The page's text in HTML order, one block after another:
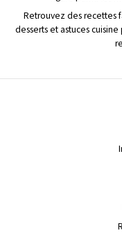
Retrouvez des recettes
desserts et astuces